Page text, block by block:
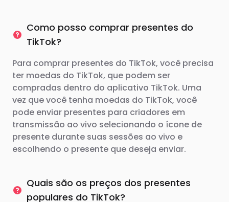
Como posso comprar presentes do
TikTok?
Para comprar presentes do TikTok, você precisa
ter moedas do TikTok, que podem ser
compradas dentro do aplicativo TikTok. Uma
vez que você tenha moedas do TikTok, você
pode enviar presentes para criadores em
transmissão ao vivo selecionando o ícone de
presente durante suas sessões ao vivo e
escolhendo o presente que deseja enviar.
Quais são os preços dos presentes
populares do TikTok?